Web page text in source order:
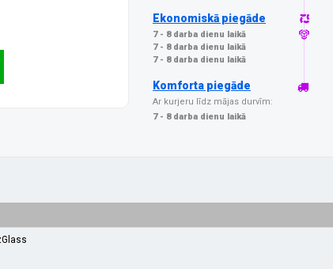
Ekonomiskā piegāde
7 - 8 darba dienu laikā
7 - 8 darba dienu laikā
7 - 8 darba dienu laikā
Komforta piegāde
Ar kurjeru līdz mājas durvīm:
7 - 8 darba dienu laikā